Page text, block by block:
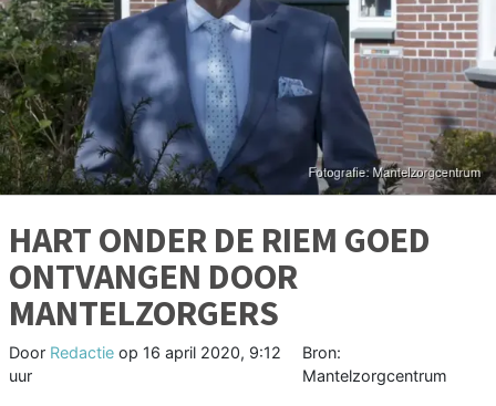
HART ONDER DE RIEM GOED
ONTVANGEN DOOR
MANTELZORGERS
Door Redactie op 16 april 2020, 9:12
uur
Bron:
Mantelzorgcentrum